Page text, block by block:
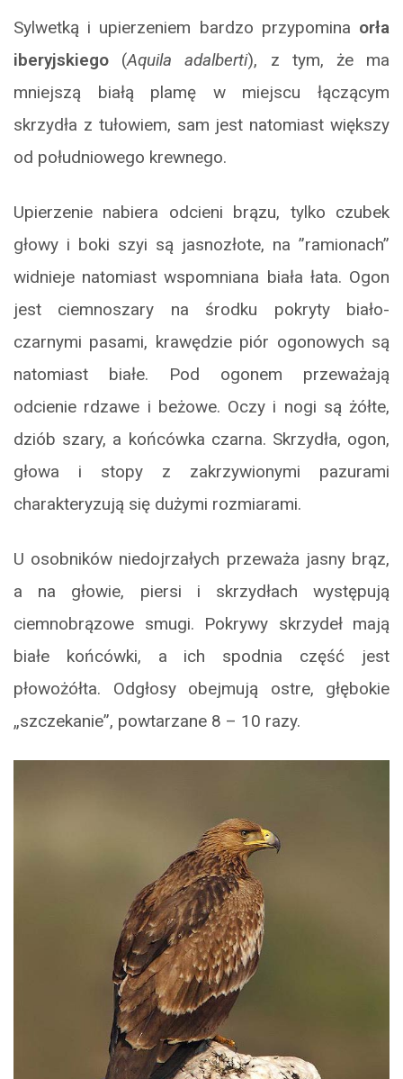
Sylwetką i upierzeniem bardzo przypomina orła
iberyjskiego (Aquila adalberti), z tym, że ma
mniejszą białą plamę w miejscu łączącym
skrzydła z tułowiem, sam jest natomiast większy
od południowego krewnego.
Upierzenie nabiera odcieni brązu, tylko czubek
głowy i boki szyi są jasnozłote, na ”ramionach”
widnieje natomiast wspomniana biała łata. Ogon
jest ciemnoszary na środku pokryty biało-
czarnymi pasami, krawędzie piór ogonowych są
natomiast białe. Pod ogonem przeważają
odcienie rdzawe i beżowe. Oczy i nogi są żółte,
dziób szary, a końcówka czarna. Skrzydła, ogon,
głowa i stopy z zakrzywionymi pazurami
charakteryzują się dużymi rozmiarami.
U osobników niedojrzałych przeważa jasny brąz,
a na głowie, piersi i skrzydłach występują
ciemnobrązowe smugi. Pokrywy skrzydeł mają
białe końcówki, a ich spodnia część jest
płowożółta. Odgłosy obejmują ostre, głębokie
„szczekanie”, powtarzane 8 – 10 razy.